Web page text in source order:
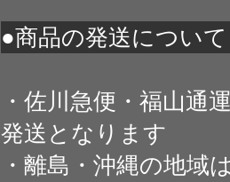
●商品の発送について
・佐川急便・福山通
発送となります
・離島・沖縄の地域